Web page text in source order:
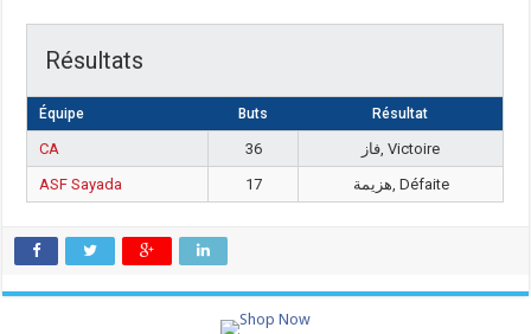
Résultats
Équipe Buts Résultat
CA 36
فاز, Victoire
ASF Sayada
17 هزيمة, Défaite